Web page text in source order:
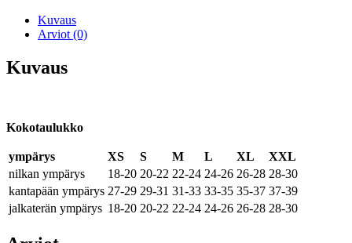
Kuvaus
Arviot (0)
Kuvaus
Kokotaulukko
ympärys XS S M L XL
XXL
nilkan ympärys
18-20 20-22 22-24 24-26 26-28 28-30
kantapään ympärys 27-29 29-31 31-33 33-35 35-37 37-39
jalkaterän ympärys 18-20 20-22 22-24 24-26 26-28 28-30